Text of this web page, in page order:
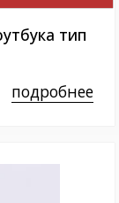
тип
подробнее